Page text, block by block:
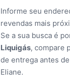
Informe seu
revendas mais
Se a sua busca é
Liquigás, compare
de entrega antes
Eliane.